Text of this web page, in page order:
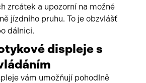
zrcátek a upozorní na možné
jízdního pruhu. To je obzvlášť
dálnici.
displeje s
vám umožňují pohodlně